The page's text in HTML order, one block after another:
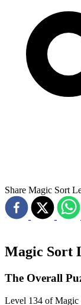
Share Magic Sort
Magic Sort
The Overall
Level 134 of Magic